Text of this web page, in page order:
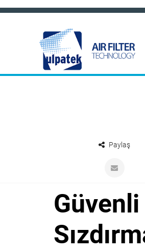
Paylaş
Güvenli